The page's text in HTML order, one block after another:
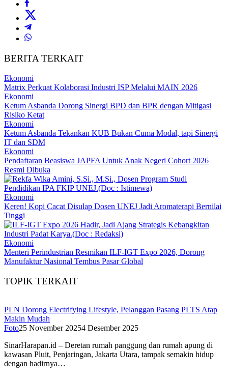
BERITA TERKAIT
Ekonomi
Matrix Perkuat Kolaborasi Industri ISP Melalui MAIN 2026
Ekonomi
Ketum Asbanda Dorong Sinergi BPD dan BPR dengan Mitigasi
Risiko Ketat
Ekonomi
Ketum Asbanda Tekankan KUB Bukan Cuma Modal, tapi Sinergi
IT dan SDM
Ekonomi
Pendaftaran Beasiswa JAPFA Untuk Anak Negeri Cohort 2026
Resmi Dibuka
Ekonomi
Keren! Kopi Cacat Disulap Dosen UNEJ Jadi Aromaterapi Bernilai
Tinggi
Ekonomi
Menteri Perindustrian Resmikan ILF-IGT Expo 2026, Dorong
Manufaktur Nasional Tembus Pasar Global
TOPIK TERKAIT
PLN Dorong Electrifying Lifestyle, Pelanggan Pasang PLTS Atap
Makin Mudah
Foto25 November 20254 Desember 2025
SinarHarapan.id – Deretan rumah panggung dan rumah apung di
kawasan Pluit, Penjaringan, Jakarta Utara, tampak semakin hidup
dengan hadirnya…